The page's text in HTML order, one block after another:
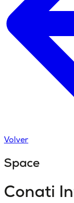
Volver
Space
Conati